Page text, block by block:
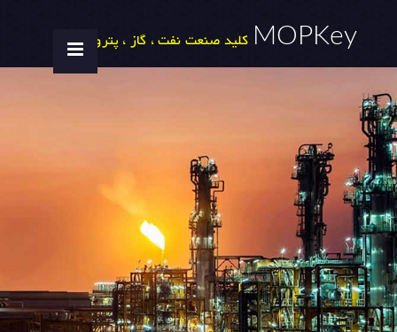
MOPKey کلید صنعت نفت ، گاز ، پتروشیمی